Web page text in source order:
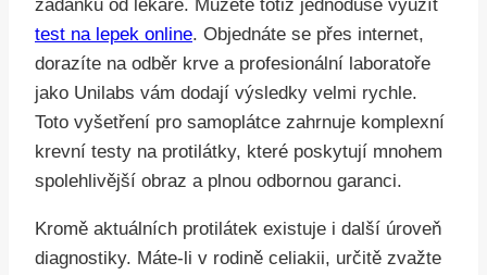
žádanku od lékaře. Můžete totiž jednoduše využít
test na lepek online. Objednáte se přes internet,
dorazíte na odběr krve a profesionální laboratoře
jako Unilabs vám dodají výsledky velmi rychle.
Toto vyšetření pro samoplátce zahrnuje komplexní
krevní testy na protilátky, které poskytují mnohem
spolehlivější obraz a plnou odbornou garanci.
Kromě aktuálních protilátek existuje i další úroveň
diagnostiky. Máte-li v rodině celiakii, určitě zvažte